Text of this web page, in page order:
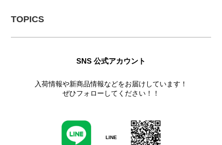
TOPICS
SNS 公式アカウント
入荷情報や新商品情報などをお届けしています！
ぜひフォローしてください！！
LINE